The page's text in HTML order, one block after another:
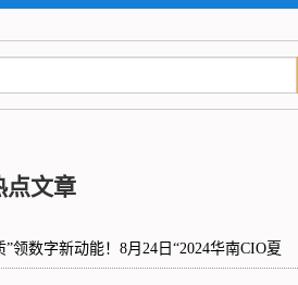
点文章
”领数字新动能！8月24日“2024华南CIO夏